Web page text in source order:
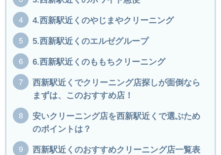
4.西新駅近くのやじまやクリーニング
5.西新駅近くのエルゼグループ
6.西新駅近くのももちクリーニング
西新駅近くでクリーニング店探しが面倒なら
まずは、このおすすめ店！
安いクリーニング店を西新駅近くで選ぶため
のポイントは？
西新駅近くのおすすめクリーニング店一覧表